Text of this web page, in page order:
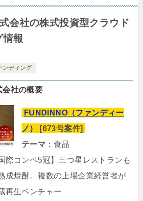
会社の株式投資型クラウド
情報
ンディング
社の概要
FUNDINNO（ファンディー
ノ）
[673号案件]
テーマ ：食品
際コンペ5冠】三つ星レストランも
成焼酎。複数の上場企業経営者が
再生ベンチャー